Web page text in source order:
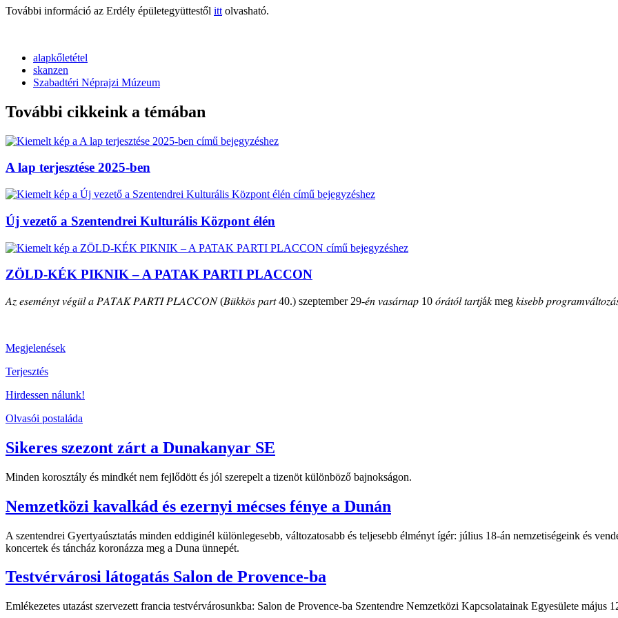
További információ az Erdély épületegyüttestől itt olvasható.
alapkőletétel
skanzen
Szabadtéri Néprajzi Múzeum
További cikkeink a témában
A lap terjesztése 2025-ben
Új vezető a Szentendrei Kulturális Központ élén
ZÖLD-KÉK PIKNIK – A PATAK PARTI PLACCON
𝐴𝑧 𝑒𝑠𝑒𝑚𝑒́𝑛𝑦𝑡 𝑣𝑒́𝑔𝑢̈𝑙 𝑎 𝑃𝐴𝑇𝐴𝐾 𝑃𝐴𝑅𝑇𝐼 𝑃𝐿𝐴𝐶𝐶𝑂𝑁 (𝐵𝑢̈𝑘𝑘𝑜̈𝑠 𝑝𝑎𝑟𝑡 40.) szeptember 29-𝑒́𝑛 𝑣𝑎𝑠𝑎́𝑟𝑛𝑎𝑝 10 𝑜́𝑟𝑎́𝑡𝑜́𝑙 𝑡𝑎𝑟𝑡𝑗á𝑘 meg 𝑘𝑖𝑠𝑒𝑏𝑏
Megjelenések
Terjesztés
Hirdessen nálunk!
Olvasói postaláda
Sikeres szezont zárt a Dunakanyar SE
Minden korosztály és mindkét nem fejlődött és jól szerepelt a tizenöt különböző bajnokságon.
Nemzetközi kavalkád és ezernyi mécses fénye a Dunán
A szentendrei Gyertyaúsztatás minden eddiginél különlegesebb, változatosabb és teljesebb élményt ígér: július 18-án nemzetiségeink és
koncertek és táncház koronázza meg a Duna ünnepét.
Testvérvárosi látogatás Salon de Provence-ba
Emlékezetes utazást szervezett francia testvérvárosunkba: Salon de Provence-ba Szentendre Nemzetközi Kapcsolatainak Egyesülete